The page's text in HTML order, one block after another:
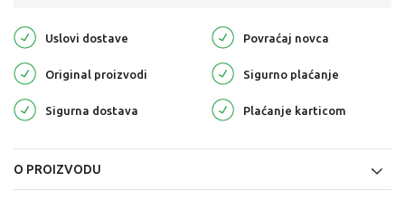
Uslovi dostave Povraćaj novca
Original proizvodi Sigurno plaćanje
Sigurna dostava Plaćanje karticom
O PROIZVODU